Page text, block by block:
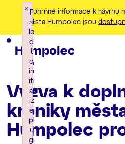
Souhrnné informace k návrhu
města Humpolec jsou
Výzva k
kroniky
Humpolec
F
ai
le
d
t
o
in
iti
al
iz
e
pl
u
gi
× F
ai
le
d
t
o
in
iti
al
iz
e
pl
u
gi
× F
ai
le
d
t
o
in
iti
al
iz
e
pl
u
gi
×